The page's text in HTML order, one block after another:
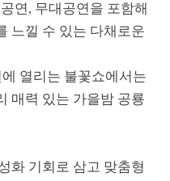
연, 무대공연을 포함해
느낄 수 있는 다채로운
에 열리는 불꽃쇼에서는
매력 있는 가을밤 공룡
화 기회로 삼고 맞춤형